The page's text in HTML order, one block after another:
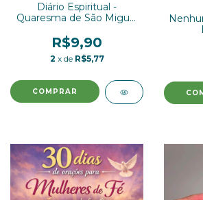
Diário Espiritual -
Quaresma de São Miguel
R$9,90
2 x de R$5,77